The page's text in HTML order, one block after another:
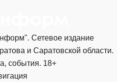
Сетевое издание
и Саратовской области.
события. 18+